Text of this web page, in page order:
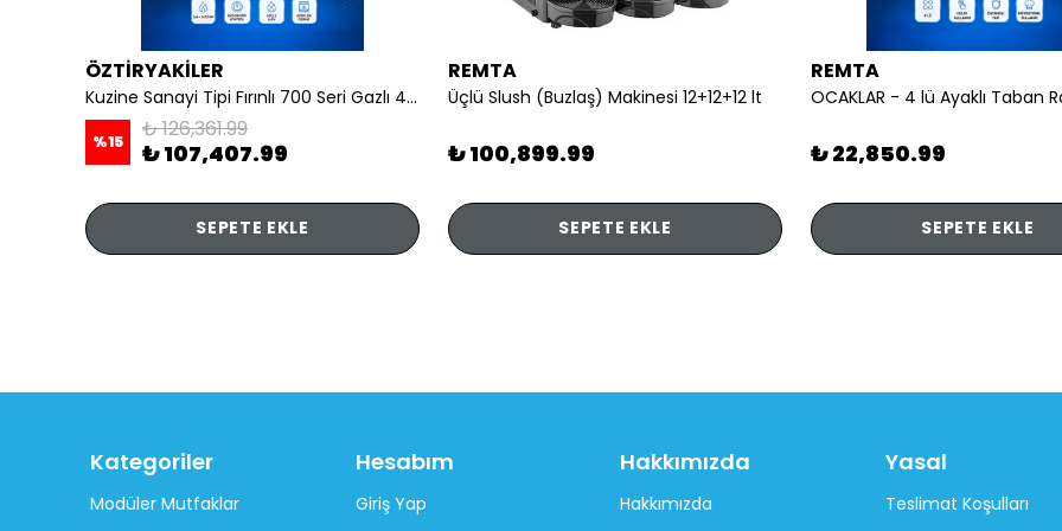
ÖZTİRYAKİLER
Kuzine Sanayi Tipi Fırınlı 700 Seri Gazlı 4 Açık Ateş 80x70x85 (Lp)-2X6Kw+2X7,5Kw+6Kw Elektrikli Fırın
%15 ₺ 126,361.99
₺ 107,407.99
SEPETE EKLE
REMTA
Üçlü Slush (Buzlaş) Makinesi 12+12+12 lt
₺ 100,899.99
SEPETE EKLE
REMTA
₺ 22,850.99
SEPETE EKLE
Kategoriler
Modüler Mutfaklar
Hesabım
Giriş Yap
Hakkımızda
Hakkımızda
Yasal
Teslimat Koşulları